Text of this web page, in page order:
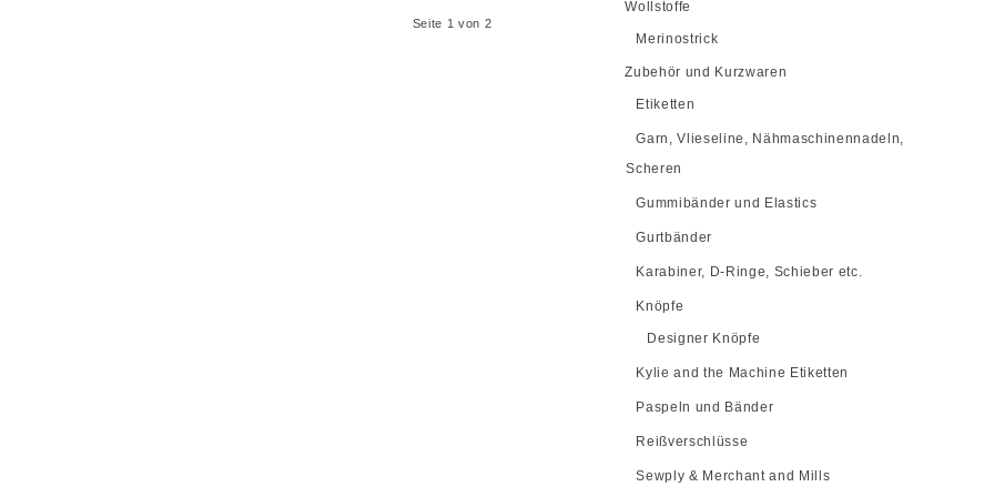
Seite 1 von 2
Wollstoffe
Merinostrick
Zubehör und Kurzwaren
Etiketten
Garn, Vlieseline, Nähmaschinennadeln,
Scheren
Gummibänder und Elastics
Gurtbänder
Karabiner, D-Ringe, Schieber etc.
Knöpfe
Designer Knöpfe
Kylie and the Machine Etiketten
Paspeln und Bänder
Reißverschlüsse
Sewply & Merchant and Mills